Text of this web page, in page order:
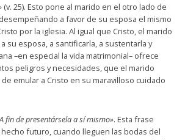
(v. 25). Esto pone al marido en el otro lado de
a favor de su esposa el mismo
por la iglesia. Al igual que Cristo, el marido
su esposa, a santificarla, a sustentarla y
–en especial la vida matrimonial– ofrece
peligros y necesidades, que el marido
emular a Cristo en su maravilloso cuidado
fin de presentársela a sí mismo». Esta frase
futuro, cuando lleguen las bodas del